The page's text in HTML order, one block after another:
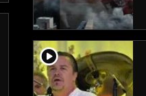
player2